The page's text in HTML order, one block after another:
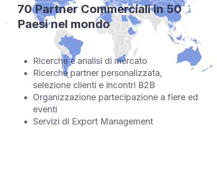
70 Partner Commerciali in 50
Paesi nel mondo
Ricerche e analisi di mercato
Ricerche partner personalizzata,
selezione clienti e incontri B2B
Organizzazione partecipazione a fiere ed
eventi
Servizi di Export Management